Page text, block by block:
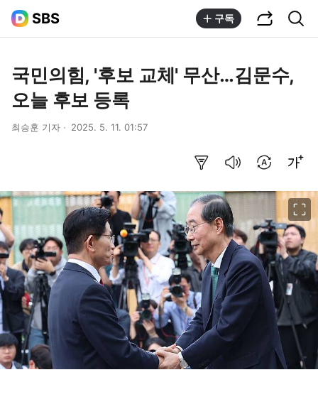
SBS 구독
국민의힘, '후보 교체' 무산…김문수,
오늘 후보 등록
최승훈 기자 2025. 5. 11. 01:57